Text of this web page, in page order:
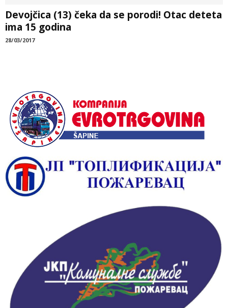
Devojčica (13) čeka da se porodi! Otac deteta
ima 15 godina
28/03/2017